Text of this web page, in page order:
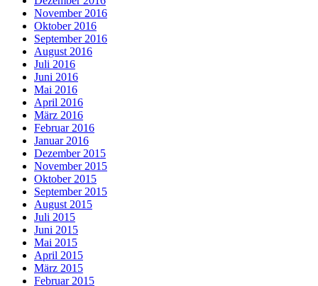
November 2016
Oktober 2016
September 2016
August 2016
Juli 2016
Juni 2016
Mai 2016
April 2016
März 2016
Februar 2016
Januar 2016
Dezember 2015
November 2015
Oktober 2015
September 2015
August 2015
Juli 2015
Juni 2015
Mai 2015
April 2015
März 2015
Februar 2015